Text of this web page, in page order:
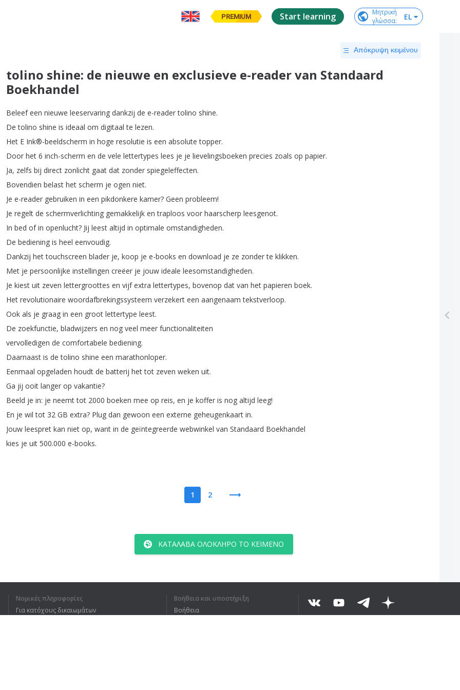
PREMIUM Start learning
Μητρική
γλώσσα: EL
Απόκρυψη κειμένου
tolino shine: de nieuwe en exclusieve e-reader van Standaard
Boekhandel
Beleef een nieuwe leeservaring dankzij de e-reader tolino shine.
De tolino shine is ideaal om digitaal te lezen.
Het E Ink®-beeldscherm in hoge resolutie is een absolute topper.
Door het 6 inch-scherm en de vele lettertypes lees je je lievelingsboeken precies zoals op papier.
Ja, zelfs bij direct zonlicht gaat dat zonder spiegeleffecten.
Bovendien belast het scherm je ogen niet.
Je e-reader gebruiken in een pikdonkere kamer? Geen probleem!
Je regelt de schermverlichting gemakkelijk en traploos voor haarscherp leesgenot.
In bed of in openlucht? Jij leest altijd in optimale omstandigheden.
De bediening is heel eenvoudig.
Dankzij het touchscreen blader je, koop je e-books en download je ze zonder te klikken.
Met je persoonlijke instellingen creëer je jouw ideale leesomstandigheden.
Je kiest uit zeven lettergroottes en vijf extra lettertypes, bovenop dat van het papieren boek.
Het revolutionaire woordafbrekingssysteem verzekert een aangenaam tekstverloop.
Ook als je graag in een groot lettertype leest.
De zoekfunctie, bladwijzers en nog veel meer functionaliteiten
vervolledigen de comfortabele bediening.
Daarnaast is de tolino shine een marathonloper.
Eenmaal opgeladen houdt de batterij het tot zeven weken uit.
Ga jij ooit langer op vakantie?
Beeld je in: je neemt tot 2000 boeken mee op reis, en je koffer is nog altijd leeg!
En je wil tot 32 GB extra? Plug dan gewoon een externe geheugenkaart in.
Jouw leespret kan niet op, want in de geïntegreerde webwinkel van Standaard Boekhandel
kies je uit 500.000 e-books.
1 2
ΚΑΤΆΛΑΒΑ ΟΛΌΚΛΗΡΟ ΤΟ ΚΕΊΜΕΝΟ
Νομικές πληροφορίες
Για κατόχους δικαιωμάτων
Βοήθεια και υποστήριξη
Βοήθεια